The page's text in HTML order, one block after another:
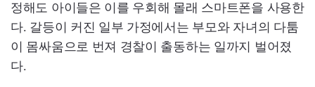
정해도 아이들은 이를 우회해 몰래 스마트폰을 사용한
다. 갈등이 커진 일부 가정에서는 부모와 자녀의 다툼
이 몸싸움으로 번져 경찰이 출동하는 일까지 벌어졌
다.